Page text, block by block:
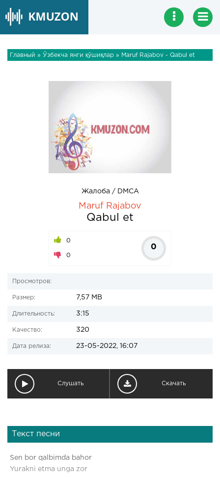
Главный » Ўзбекча янги қўшиқлар » Maruf Rajabov - Qabul et
Жалоба / DMCA
Maruf Rajabov
Qabul et
0
0
0
Просмотров:
Размер: 7,57 MB
Длительность: 3:15
Качество: 320
Дата релиза: 23-05-2022, 16:07
Слушать Скачать
Текст песни
Sen bor qalbimda bahor
Yurakni etma unga zor